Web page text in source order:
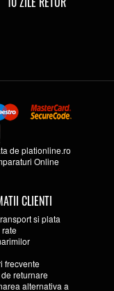
deplationline.ro
Online
CLIENTI
si plata
rate
frecvente
returnare
alternativa a